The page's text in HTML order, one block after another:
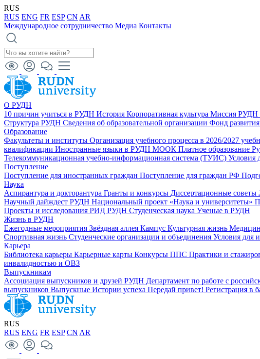
RUS
RUS ENG FR ESP CN AR
Международное сотрудничество Медиа Контакты
О РУДН
10 причин учиться в РУДН История Корпоративная культура Миссия РУДН
Структура РУДН Сведения об образовательной организации Фонд
Образование
Факультеты и институты Организация учебного процесса в 2026/2027
квалификации Иностранные языки в РУДН МООК Платное образование
Телекоммуникационная учебно-информационная система (ТУИС) Условия
Поступление
Поступление для иностранных граждан Поступление для граждан РФ
Наука
Аспирантура и докторантура Гранты и конкурсы Диссертационные советы
Научный дайждест РУДН Национальный проект «Наука и университеты»
Проекты и исследования РИД РУДН Студенческая наука Ученые в РУДН
Жизнь в РУДН
Ежегодные мероприятия Звёздная аллея Кампус Культурная жизнь
Спортивная жизнь Студенческие организации и объединения Условия для
Карьера
Библиотека карьеры Карьерные карты Конкурсы ППС Практики и
инвалидностью и ОВЗ
Выпускникам
Ассоциация выпускников и друзей РУДН Департамент по работе с
выпускников Выпускные Истории успеха Передай привет! Регистрация в
RUS
RUS ENG FR ESP CN AR